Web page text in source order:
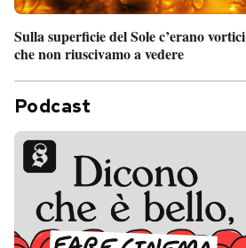
Sulla superficie del Sole c’erano vortici
che non riuscivamo a vedere
Podcast